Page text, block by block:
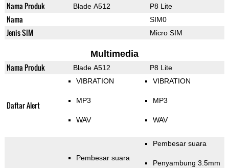
Nama Produk Blade A512 P8 Lite
Nama SIM0
Jenis SIM Micro SIM
Multimedia
Nama Produk Blade A512 P8 Lite
Daftar Alert
VIBRATION
MP3
WAV
VIBRATION
MP3
WAV
Pembesar suara
Pembesar suara
Penyambung 3.5mm